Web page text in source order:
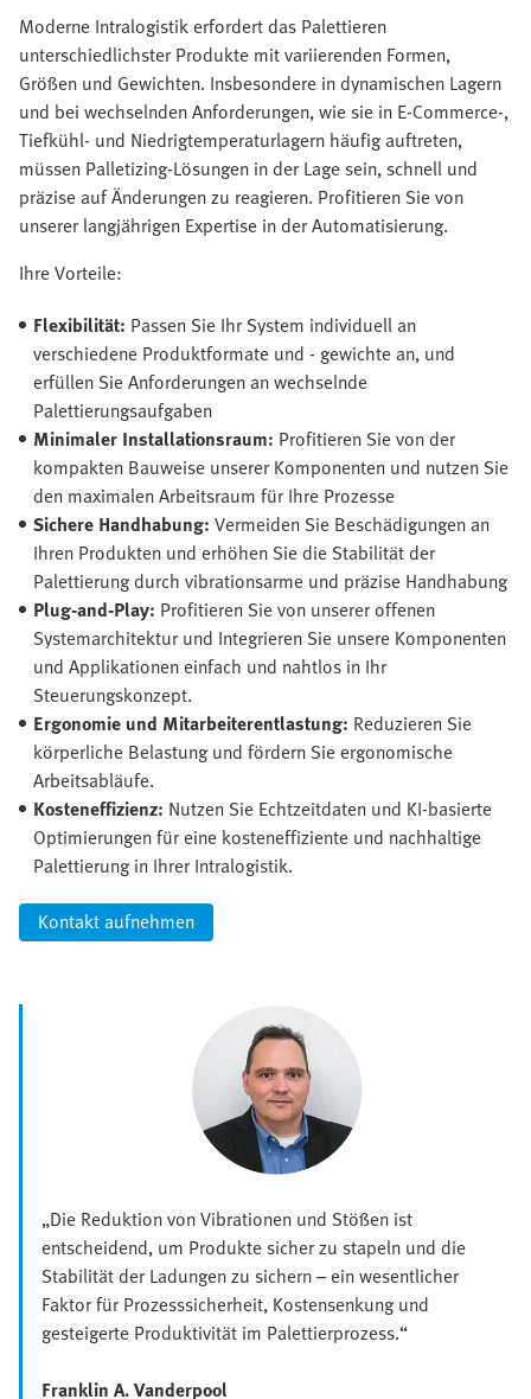
Moderne Intralogistik erfordert das Palettieren
unterschiedlichster Produkte mit variierenden Formen,
Größen und Gewichten. Insbesondere in dynamischen Lagern
und bei wechselnden Anforderungen, wie sie in E-Commerce-,
Tiefkühl- und Niedrigtemperaturlagern häufig auftreten,
müssen Palletizing-Lösungen in der Lage sein, schnell und
präzise auf Änderungen zu reagieren. Profitieren Sie von
unserer langjährigen Expertise in der Automatisierung.
Ihre Vorteile:
Flexibilität: Passen Sie Ihr System individuell an
verschiedene Produktformate und - gewichte an, und
erfüllen Sie Anforderungen an wechselnde
Palettierungsaufgaben
Minimaler Installationsraum: Profitieren Sie von der
kompakten Bauweise unserer Komponenten und nutzen Sie
den maximalen Arbeitsraum für Ihre Prozesse
Sichere Handhabung: Vermeiden Sie Beschädigungen an
Ihren Produkten und erhöhen Sie die Stabilität der
Palettierung durch vibrationsarme und präzise Handhabung
Plug-and-Play: Profitieren Sie von unserer offenen
Systemarchitektur und Integrieren Sie unsere Komponenten
und Applikationen einfach und nahtlos in Ihr
Steuerungskonzept.
Ergonomie und Mitarbeiterentlastung: Reduzieren Sie
körperliche Belastung und fördern Sie ergonomische
Arbeitsabläufe.
Kosteneffizienz: Nutzen Sie Echtzeitdaten und KI-basierte
Optimierungen für eine kosteneffiziente und nachhaltige
Palettierung in Ihrer Intralogistik.
Kontakt aufnehmen
„Die Reduktion von Vibrationen und Stößen ist
entscheidend, um Produkte sicher zu stapeln und die
Stabilität der Ladungen zu sichern – ein wesentlicher
Faktor für Prozesssicherheit, Kostensenkung und
gesteigerte Produktivität im Palettierprozess.“
Franklin A. Vanderpool